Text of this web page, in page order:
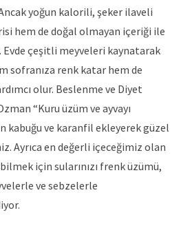
yoğun kalorili, şeker ilaveli
hem de doğal olmayan içeriği ile
Evde çeşitli meyveleri kaynatarak
sofranıza renk katar hem de
olur. Beslenme ve Diyet
“Kuru üzüm ve ayvayı
kabuğu ve karanfil ekleyerek güzel
Ayrıca en değerli içeceğimiz olan
için sularınızı frenk üzümü,
ve sebzelerle